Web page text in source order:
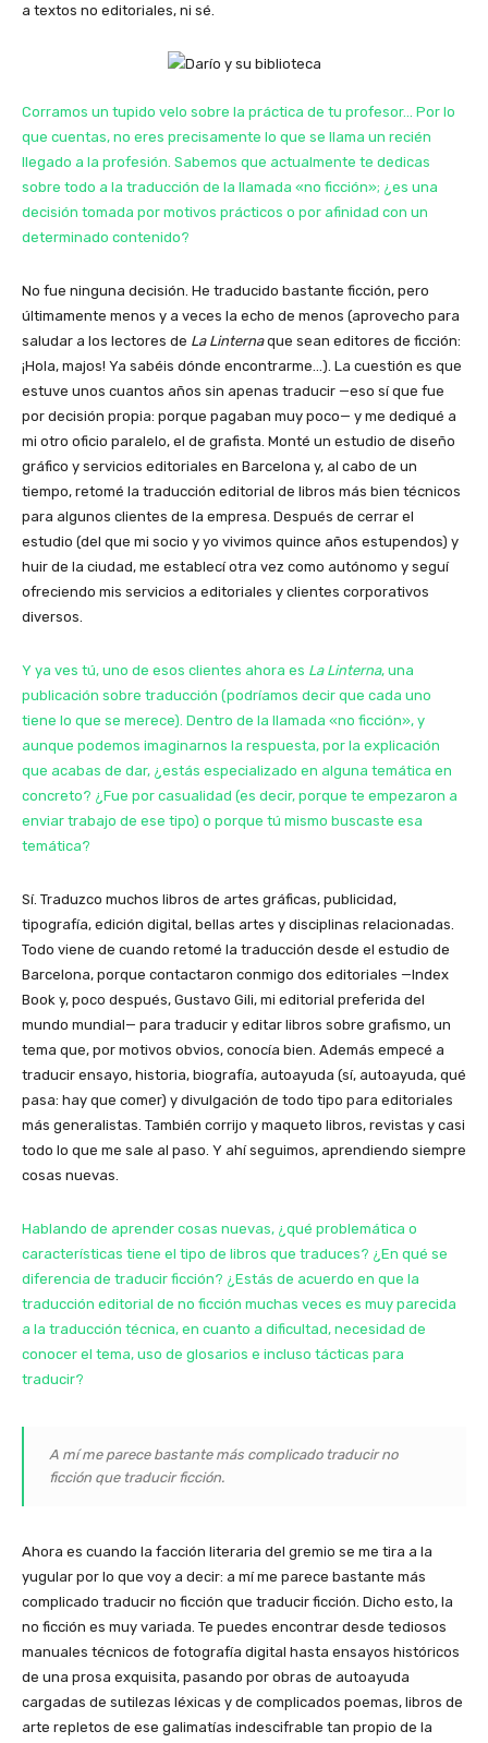
a textos no editoriales, ni sé.
Corramos un tupido velo sobre la práctica de tu profesor… Por lo
que cuentas, no eres precisamente lo que se llama un recién
llegado a la profesión. Sabemos que actualmente te dedicas
sobre todo a la traducción de la llamada «no ficción»; ¿es una
decisión tomada por motivos prácticos o por afinidad con un
determinado contenido?
No fue ninguna decisión. He traducido bastante ficción, pero
últimamente menos y a veces la echo de menos (aprovecho para
saludar a los lectores de La Linternaque sean editores de ficción:
¡Hola, majos! Ya sabéis dónde encontrarme…). La cuestión es que
estuve unos cuantos años sin apenas traducir —eso sí que fue
por decisión propia: porque pagaban muy poco— y me dediqué a
mi otro oficio paralelo, el de grafista. Monté un estudio de diseño
gráfico y servicios editoriales en Barcelona y, al cabo de un
tiempo, retomé la traducción editorial de libros más bien técnicos
para algunos clientes de la empresa. Después de cerrar el
estudio (del que mi socio y yo vivimos quince años estupendos) y
huir de la ciudad, me establecí otra vez como autónomo y seguí
ofreciendo mis servicios a editoriales y clientes corporativos
diversos.
Y ya ves tú, uno de esos clientes ahora es La Linterna, una
publicación sobre traducción (podríamos decir que cada uno
tiene lo que se merece). Dentro de la llamada «no ficción», y
aunque podemos imaginarnos la respuesta, por la explicación
que acabas de dar, ¿estás especializado en alguna temática en
concreto? ¿Fue por casualidad (es decir, porque te empezaron a
enviar trabajo de ese tipo) o porque tú mismo buscaste esa
temática?
Sí. Traduzco muchos libros de artes gráficas, publicidad,
tipografía, edición digital, bellas artes y disciplinas relacionadas.
Todo viene de cuando retomé la traducción desde el estudio de
Barcelona, porque contactaron conmigo dos editoriales —Index
Book y, poco después, Gustavo Gili, mi editorial preferida del
mundo mundial— para traducir y editar libros sobre grafismo, un
tema que, por motivos obvios, conocía bien. Además empecé a
traducir ensayo, historia, biografía, autoayuda (sí, autoayuda, qué
pasa: hay que comer) y divulgación de todo tipo para editoriales
más generalistas. También corrijo y maqueto libros, revistas y casi
todo lo que me sale al paso. Y ahí seguimos, aprendiendo siempre
cosas nuevas.
Hablando de aprender cosas nuevas, ¿qué problemática o
características tiene el tipo de libros que traduces? ¿En qué se
diferencia de traducir ficción? ¿Estás de acuerdo en que la
traducción editorial de no ficción muchas veces es muy parecida
a la traducción técnica, en cuanto a dificultad, necesidad de
conocer el tema, uso de glosarios e incluso tácticas para
traducir?
A mí me parece bastante más complicado traducir no
ficción que traducir ficción.
Ahora es cuando la facción literaria del gremio se me tira a la
yugular por lo que voy a decir: a mí me parece bastante más
complicado traducir no ficción que traducir ficción. Dicho esto, la
no ficción es muy variada. Te puedes encontrar desde tediosos
manuales técnicos de fotografía digital hasta ensayos históricos
de una prosa exquisita, pasando por obras de autoayuda
cargadas de sutilezas léxicas y de complicados poemas, libros de
arte repletos de ese galimatías indescifrable tan propio de la